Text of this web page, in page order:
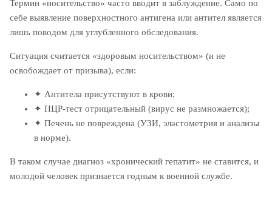
Термин «носительство» часто вводит в заблуждение. Само по
себе выявление поверхностного антигена или антител является
лишь поводом для углубленного обследования.
Ситуация считается «здоровым носительством» (и не
освобождает от призыва), если:
✦ Антитела присутствуют в крови;
✦ ПЦР-тест отрицательный (вирус не размножается);
✦ Печень не повреждена (УЗИ, эластометрия и анализы
в норме).
В таком случае диагноз «хронический гепатит» не ставится, и
молодой человек признается годным к военной службе.